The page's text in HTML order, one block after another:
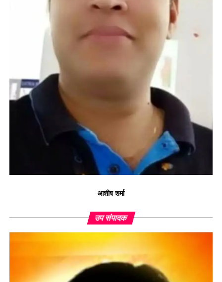
आशीष शर्मा
उप संपादक